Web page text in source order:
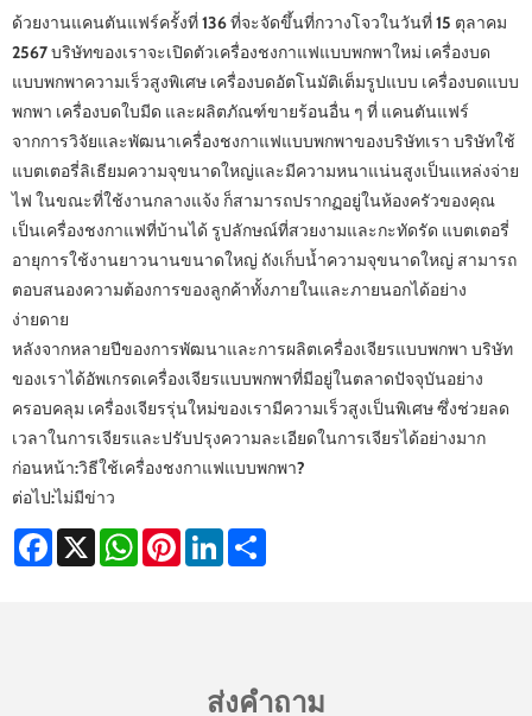
ด้วยงานแคนตันแฟร์ครั้งที่ 136 ที่จะจัดขึ้นที่กวางโจวในวันที่ 15 ตุลาคม
2567 บริษัทของเราจะเปิดตัวเครื่องชงกาแฟแบบพกพาใหม่ เครื่องบด
แบบพกพาความเร็วสูงพิเศษ เครื่องบดอัตโนมัติเต็มรูปแบบ เครื่องบดแบบ
พกพา เครื่องบดใบมีด และผลิตภัณฑ์ขายร้อนอื่น ๆ ที่ แคนตันแฟร์
จากการวิจัยและพัฒนาเครื่องชงกาแฟแบบพกพาของบริษัทเรา บริษัทใช้
แบตเตอรี่ลิเธียมความจุขนาดใหญ่และมีความหนาแน่นสูงเป็นแหล่งจ่าย
ไฟ ในขณะที่ใช้งานกลางแจ้ง ก็สามารถปรากฏอยู่ในห้องครัวของคุณ
เป็นเครื่องชงกาแฟที่บ้านได้ รูปลักษณ์ที่สวยงามและกะทัดรัด แบตเตอรี่
อายุการใช้งานยาวนานขนาดใหญ่ ถังเก็บน้ำความจุขนาดใหญ่ สามารถ
ตอบสนองความต้องการของลูกค้าทั้งภายในและภายนอกได้อย่าง
ง่ายดาย
หลังจากหลายปีของการพัฒนาและการผลิตเครื่องเจียรแบบพกพา บริษัท
ของเราได้อัพเกรดเครื่องเจียรแบบพกพาที่มีอยู่ในตลาดปัจจุบันอย่าง
ครอบคลุม เครื่องเจียรรุ่นใหม่ของเรามีความเร็วสูงเป็นพิเศษ ซึ่งช่วยลด
เวลาในการเจียรและปรับปรุงความละเอียดในการเจียรได้อย่างมาก
ก่อนหน้า:วิธีใช้เครื่องชงกาแฟแบบพกพา?
ต่อไป:ไม่มีข่าว
Facebook
X WhatsAppPinterestLinkedIn
ส่งคำถาม